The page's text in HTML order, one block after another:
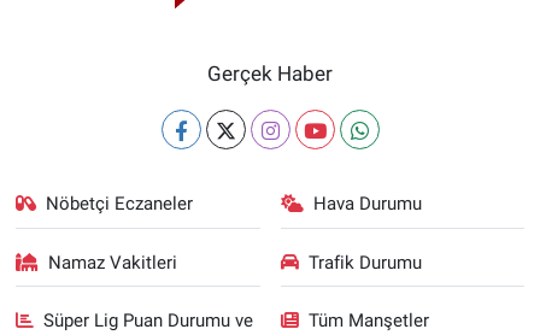
Gerçek Haber
Nöbetçi Eczaneler Hava Durumu
Namaz Vakitleri Trafik Durumu
Süper Lig Puan Durumu ve
Tüm Manşetler